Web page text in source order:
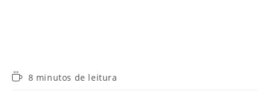
Tempo8 minutos de leitura